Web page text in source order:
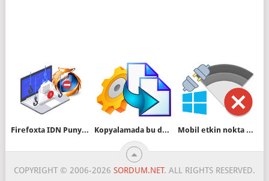
Firefoxta IDN Punycode özelliğini etkinleştirelim Kopyalamada bu dosyayı atla seçeneği yok Mobil etkin nokta hep açık kalsın kapanmasın
COPYRIGHT © 2006-2026 SORDUM.NET. ALL RIGHTS RESERVED.